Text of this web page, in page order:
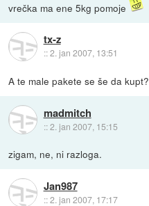
vrečka ma ene 5kg pomoje
tx-z
::2. jan 2007, 13:51
A te male pakete se še da kupt?
madmitch
::2. jan 2007, 15:15
zigam, ne, ni razloga.
Jan987
::2. jan 2007, 17:17